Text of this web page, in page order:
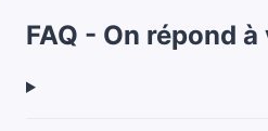
FAQ - On répond